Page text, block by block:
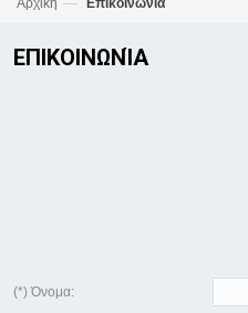
Αρχική Επικοινωνία
ΕΠΙΚΟΙΝΩΝΊΑ
(*) Όνομα: